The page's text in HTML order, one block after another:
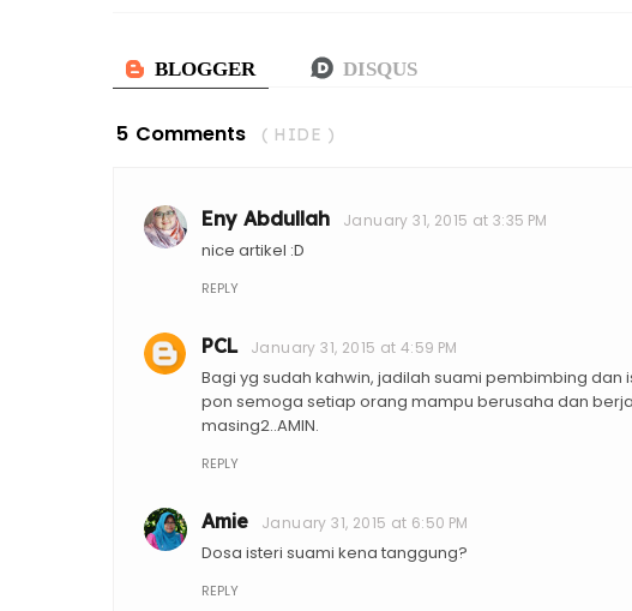
5 Comments ( HIDE )
Eny Abdullah January 31, 2015 at 3:35 PM
nice artikel :D
REPLY
PCL January 31, 2015 at 4:59 PM
Bagi yg sudah kahwin, jadilah suami pembimbing
pon semoga setiap orang mampu berusaha dan
masing2..AMIN.
REPLY
Amie January 31, 2015 at 6:50 PM
Dosa isteri suami kena tanggung?
REPLY